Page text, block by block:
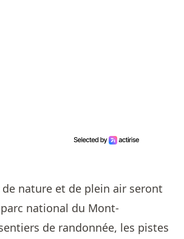
nature et de plein air seront
national du Mont-
de randonnée, les pistes